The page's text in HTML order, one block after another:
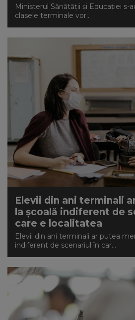
Ministerul Sănătății și Educației s-
clasele terminale vor...
Elevii din ani terminali
la școală indiferent de
care e localitatea
Elevii din ani terminali ar putea
indiferent de scenariul în car...